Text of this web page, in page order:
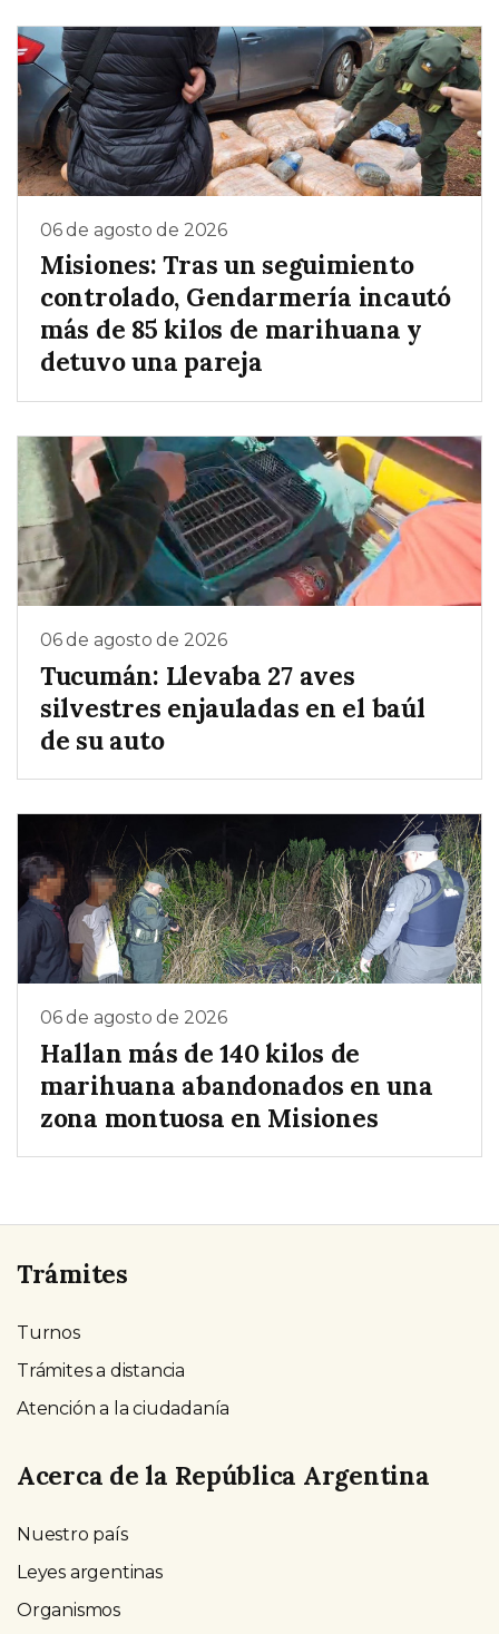
06 de agosto de 2026
Misiones: Tras un seguimiento
controlado, Gendarmería incautó
más de 85 kilos de marihuana y
detuvo una pareja
06 de agosto de 2026
Tucumán: Llevaba 27 aves
silvestres enjauladas en el baúl
de su auto
06 de agosto de 2026
Hallan más de 140 kilos de
marihuana abandonados en una
zona montuosa en Misiones
Trámites
Turnos
Trámites a distancia
Atención a la ciudadanía
Acerca de la República Argentina
Nuestro país
Leyes argentinas
Organismos